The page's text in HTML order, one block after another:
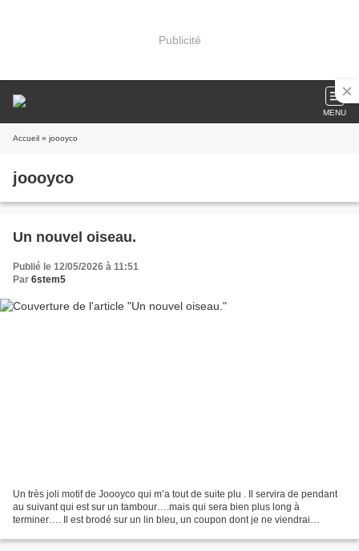
Publicité
MENU
Accueil » joooyco
joooyco
Un nouvel oiseau.
Publié le 12/05/2026 à 11:51
Par 6stem5
Un très joli motif de Joooyco qui m’a tout de suite plu . Il servira de pendant
au suivant qui est sur un tambour….mais qui sera bien plus long à
terminer…. Il est brodé sur un lin bleu, un coupon dont je ne viendrai